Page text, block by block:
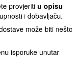
provjeriti u opisu
i dobavljaču.
može biti nešto
isporuke unutar